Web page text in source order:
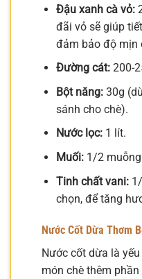
Đậu xanh cà vỏ:
đãi vỏ sẽ giúp
đảm bảo độ mịn
Đường cát:200-
Bột năng:30g
sánh cho chè).
Nước lọc:1 lít.
Muối:1/2 muỗng
Tinh chất vani:1/
chọn, để tăng
Nước Cốt Dừa Thơm
Nước cốt dừa là
món chè thêm